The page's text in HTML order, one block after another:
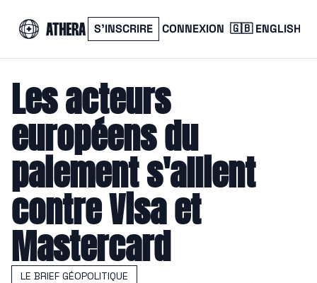
S’INSCRIRE CONNEXION 🇬🇧 ENGLISH
Les acteurs
européens du
paiement s'allient
contre Visa et
Mastercard
LE BRIEF GÉOPOLITIQUE